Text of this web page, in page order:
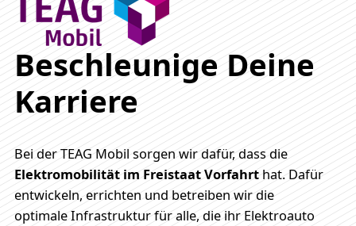
Beschleunige Deine
Karriere
Bei der TEAG Mobil sorgen wir dafür, dass die
Elektromobilität im Freistaat Vorfahrthat. Dafür
entwickeln, errichten und betreiben wir die
optimale Infrastruktur für alle, die ihr Elektroauto